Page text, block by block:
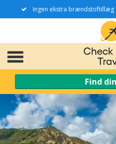
Ingen ekstra brændstoftillæg
Find